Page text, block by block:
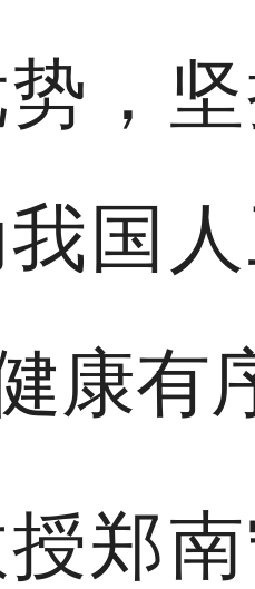
，
国人
康有
郑